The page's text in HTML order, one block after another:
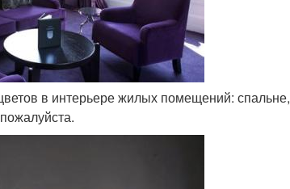
в интерьере жилых помещений: спальне,